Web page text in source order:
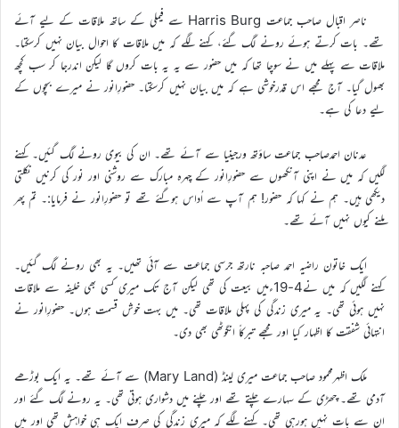
ناصر اقبال صاحب جماعت Harris Burg سے فیملی کے ساتھ ملاقات کے لیے آئے
تھے۔ بات کرتے ہوئے رونے لگ گئے، کہنے لگے کہ میں ملاقات کا احوال بیان نہیں کرسکتا۔
ملاقات سے پہلے میں نے سوچا تھا کہ میں حضور سے یہ یہ بات کروں گا لیکن اندرجا کر سب کچھ
بھول گیا۔ آج مجھے اس قدرخوشی ہے کہ میں بیان نہیں کرسکتا۔ حضورِانور نے میرے بچوں کے
لیے دعا کی ہے۔
عدنان احمدصاحب جماعت ساؤتھ ورجینیا سے آئے تھے۔ ان کی بیوی رونے لگ گئیں۔ کہنے
لگیں کہ میں نے اپنی آنکھوں سے حضورِانور کے چہرہ مبارک سے روشنی اور نور کی کرنیں نکلتی
دیکھی ہیں۔ ہم نے کہا کہ حضور! ہم آپ سے اُداس ہوگئے تھے تو حضورِانور نے فرمایا:۔ تم پھر
ملنے کیوں نہیں آئے تھے۔
ایک خاتون راضیہ احمد صاحبہ نارتھ جرسی جماعت سے آئی تھیں۔ یہ بھی رونے لگ گئیں۔
کہنے لگیں کہ میں نے4-19ءمیں بیعت کی تھی لیکن آج تک میری کسی بھی خلیفہ سے ملاقات
نہیں ہوئی تھی۔ یہ میری زندگی کی پہلی ملاقات تھی۔ میں بہت خوش قسمت ہوں۔ حضورِانور نے
انتہائی شفقت کا اظہار کیا اور مجھے تبرکاً انگوٹھی بھی دی۔
ملک اظہرمحمود صاحب جماعت میری لینڈ (Mary Land) سے آئے تھے۔ یہ ایک بوڑھے
آدمی تھے۔ چھڑی کے سہارے چلتے تھے اور چلنے میں دشواری ہوتی تھی۔ یہ رونے لگ گئے اور
ان سے بات نہیں ہورہی تھی۔ کہنے لگے کہ میری زندگی کی صرف ایک ہی خواہش تھی اور میں